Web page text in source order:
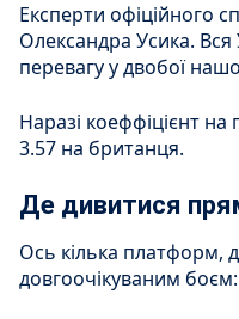
Експерти офіційного
Олександра Усика. Вся
перевагу у двобої
Наразі коеффіцієнт
3.57 на британця.
Де дивитися
Ось кілька платформ,
довгоочікуваним боєм: